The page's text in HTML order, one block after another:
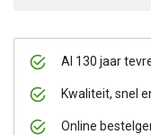
Al 130 jaar
Kwaliteit, snel
Online